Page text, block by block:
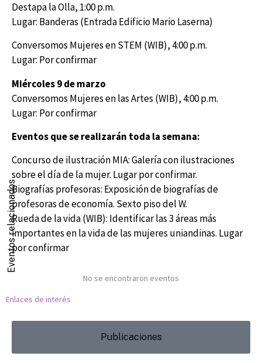
Destapa la Olla, 1:00 p.m.
Lugar: Banderas (Entrada Edificio Mario Laserna)
Conversomos Mujeres en STEM (WIB), 4:00 p.m.
Lugar: Por confirmar
Miércoles 9 de marzo
Conversomos Mujeres en las Artes (WIB), 4:00 p.m.
Lugar: Por confirmar
Eventos que se realizarán toda la semana:
Concurso de ilustración MIA:Galería con ilustraciones
sobre el día de la mujer. Lugar por confirmar.
Biografías profesoras: Exposición de biografías de
profesoras de economía. Sexto piso del W.
Rueda de la vida (WIB): Identificar las 3 áreas más
importantes en la vida de las mujeres uniandinas. Lugar
por confirmar
Eventos relacionados
No se encontraron eventos
Enlaces de interés
Publicaciones